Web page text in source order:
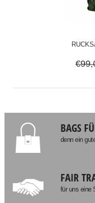
BAGS
denn ein
FAIR
für uns eine